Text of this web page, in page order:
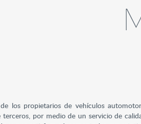
los propietarios de vehículos
por medio de un servicio de